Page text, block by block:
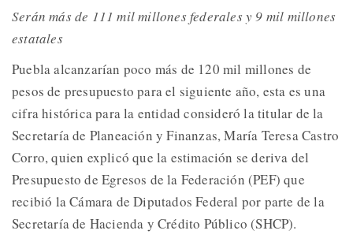
Serán más de 111 mil millones federales y 9 mil millones
estatales
Puebla alcanzarían poco más de 120 mil millones de
pesos de presupuesto para el siguiente año, esta es una
cifra histórica para la entidad consideró la titular de la
Secretaría de Planeación y Finanzas, María Teresa Castro
Corro, quien explicó que la estimación se deriva del
Presupuesto de Egresos de la Federación (PEF) que
recibió la Cámara de Diputados Federal por parte de la
Secretaría de Hacienda y Crédito Público (SHCP).